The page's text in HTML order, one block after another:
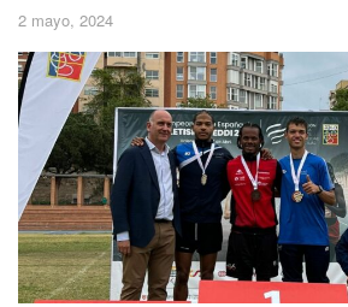
2 mayo, 2024